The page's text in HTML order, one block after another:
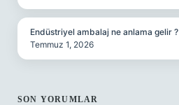
Endüstriyel ambalaj ne anlama gelir ?
Temmuz 1, 2026
SON YORUMLAR